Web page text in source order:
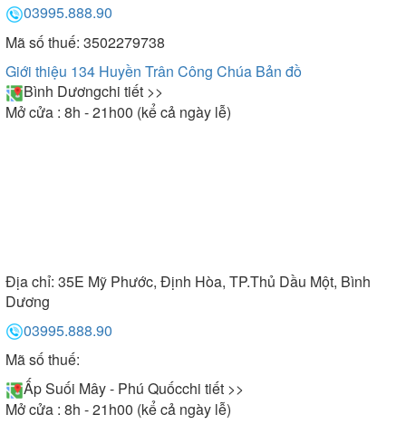
03995.888.90
Mã số thuế: 3502279738
Giới thiệu 134 Huyền Trân Công Chúa Bản đồ
Bình Dươngchi tiết >>
Mở cửa : 8h - 21h00 (kể cả ngày lễ)
Địa chỉ: 35E Mỹ Phước, Định Hòa, TP.Thủ Dầu Một, Bình
Dương
03995.888.90
Mã số thuế:
Ấp Suối Mây - Phú Quốcchi tiết >>
Mở cửa : 8h - 21h00 (kể cả ngày lễ)